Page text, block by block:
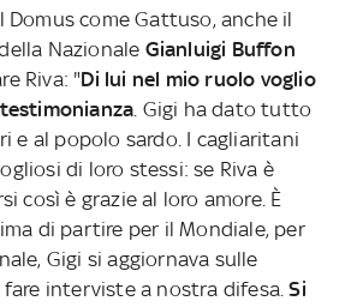
Domus come Gattuso, anche il
Nazionale Gianluigi Buffon
Riva: "Di lui nel mio ruolo voglio
. Gigi ha dato tutto
e al popolo sardo. I cagliaritani
di loro stessi: se Riva è
così è grazie al loro amore. È
di partire per il Mondiale, per
Gigi si aggiornava sulle
fare interviste a nostra difesa.Si